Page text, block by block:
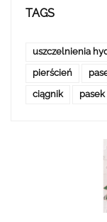
TAGS
uszczelnienia
pierścień
ciągnik
pasek